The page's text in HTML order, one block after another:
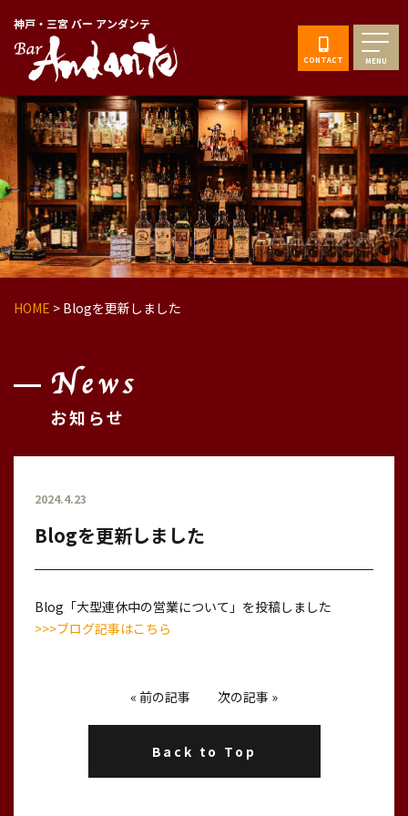
神戸・三宮 バー アンダンテ
CONTACT MENU
HOME > Blogを更新しました
News
お知らせ
2024.4.23
Blogを更新しました
Blog「大型連休中の営業について」を投稿しました
>>>ブログ記事はこちら
« 前の記事 次の記事 »
Back to Top